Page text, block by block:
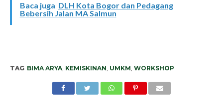
Baca juga DLH Kota Bogor dan Pedagang
Bebersih Jalan MA Salmun
TAG BIMA ARYA, KEMISKINAN, UMKM, WORKSHOP